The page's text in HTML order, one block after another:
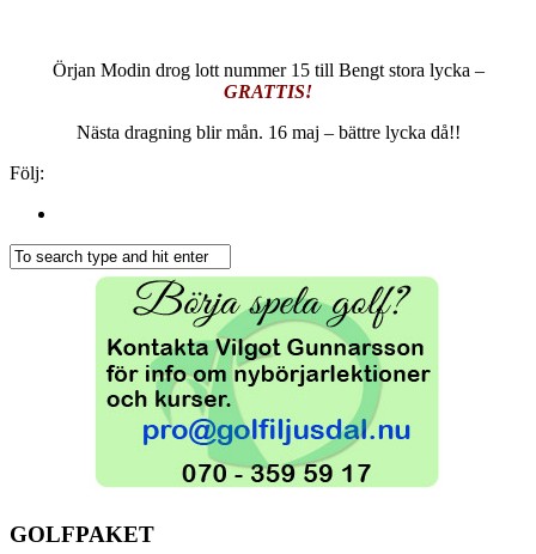
Örjan Modin drog lott nummer 15 till Bengt stora lycka –
GRATTIS!
Nästa dragning blir mån. 16 maj – bättre lycka då!!
Följ:
GOLFPAKET